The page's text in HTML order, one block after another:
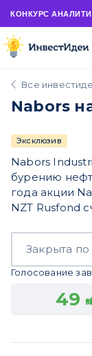
КОНКУРС
Все
Nabors
Эксклюзив
Nabors
бурению
года акции
NZT Rusfond
Закрыта по
Голосование
49